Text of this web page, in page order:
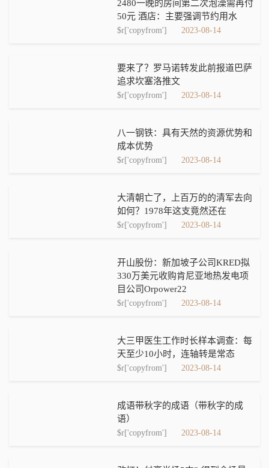
2480一晚的房间第二次泡澡需再付
50元 酒店：主要强调节约用水
$r['copyfrom'] 2023-08-14
要来了？罗马诺转发此前报道巴萨
追求坎塞洛推文
$r['copyfrom'] 2023-08-14
八一钢铁：具有天然的资源优势和
成本优势
$r['copyfrom'] 2023-08-14
大清朝亡了，上百万的的清军去向
如何？1978年这支竟然还在
$r['copyfrom'] 2023-08-14
开山股份：新加坡子公司KRED拟
330万美元收购肯尼亚地热发电项
目公司Orpower22
$r['copyfrom'] 2023-08-14
大三甲医生工作时长样本调查：每
天至少10小时，连轴转是常态
$r['copyfrom'] 2023-08-14
成语带秋字的成语（带秋字的成
语）
$r['copyfrom'] 2023-08-14